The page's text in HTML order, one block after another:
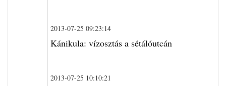
2013-07-25 09:23:14
Kánikula: vízosztás a sétálóutcán
2013-07-25 10:10:21